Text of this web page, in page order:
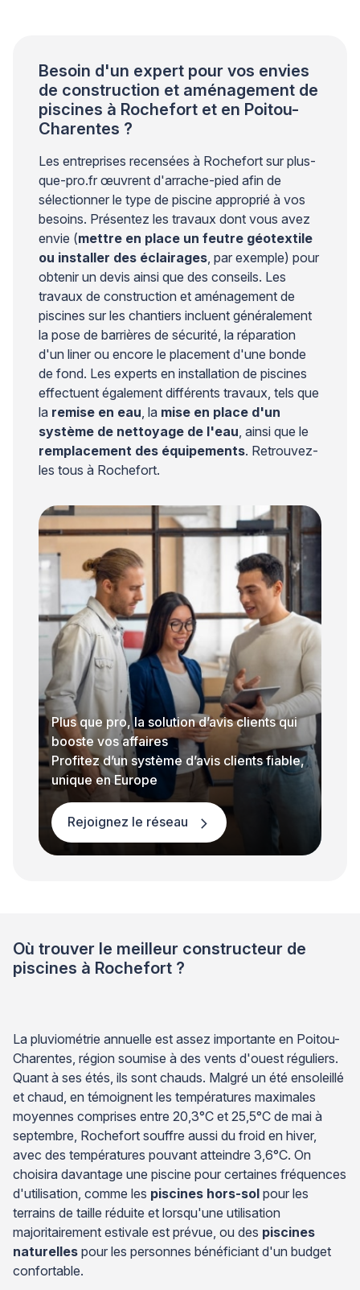
Besoin d'un expert pour vos envies
de construction et aménagement de
piscines à Rochefort et en Poitou-
Charentes ?
Les entreprises recensées à Rochefort sur plus-
que-pro.fr œuvrent d'arrache-pied afin de
sélectionner le type de piscine approprié à vos
besoins. Présentez les travaux dont vous avez
envie (mettre en place un feutre géotextile
ou installer des éclairages , par exemple) pour
obtenir un devis ainsi que des conseils. Les
travaux de construction et aménagement de
piscines sur les chantiers incluent généralement
la pose de barrières de sécurité, la réparation
d'un liner ou encore le placement d'une bonde
de fond. Les experts en installation de piscines
effectuent également différents travaux, tels que
la remise en eau , la mise en place d'un
système de nettoyage de l'eau , ainsi que le
remplacement des équipements. Retrouvez-
les tous à Rochefort.
Plus que pro, la solution d’avis clients qui
booste vos affaires
Profitez d’un système d’avis clients fiable,
unique en Europe
Rejoignez le réseau
Où trouver le meilleur constructeur de
piscines à Rochefort ?
La pluviométrie annuelle est assez importante en Poitou-
Charentes, région soumise à des vents d'ouest réguliers.
Quant à ses étés, ils sont chauds. Malgré un été ensoleillé
et chaud, en témoignent les températures maximales
moyennes comprises entre 20,3°C et 25,5°C de mai à
septembre, Rochefort souffre aussi du froid en hiver,
avec des températures pouvant atteindre 3,6°C. On
choisira davantage une piscine pour certaines fréquences
d'utilisation, comme les piscines hors-sol pour les
terrains de taille réduite et lorsqu'une utilisation
majoritairement estivale est prévue, ou des piscines
naturelles pour les personnes bénéficiant d'un budget
confortable.